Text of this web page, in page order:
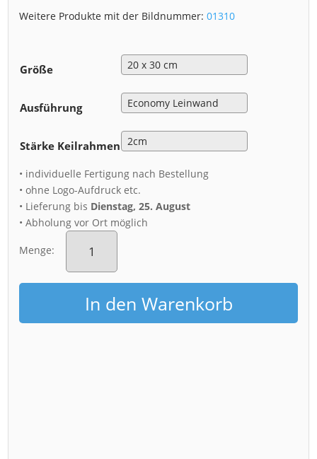
Weitere Produkte mit der Bildnummer:01310
Größe
Ausführung
Stärke Keilrahmen
• individuelle Fertigung nach Bestellung
• ohne Logo-Aufdruck etc.
• Lieferung bis Dienstag, 25. August
• Abholung vor Ort möglich
Menge:
Leinwand
(01310)
Dresden
Menge
In den Warenkorb